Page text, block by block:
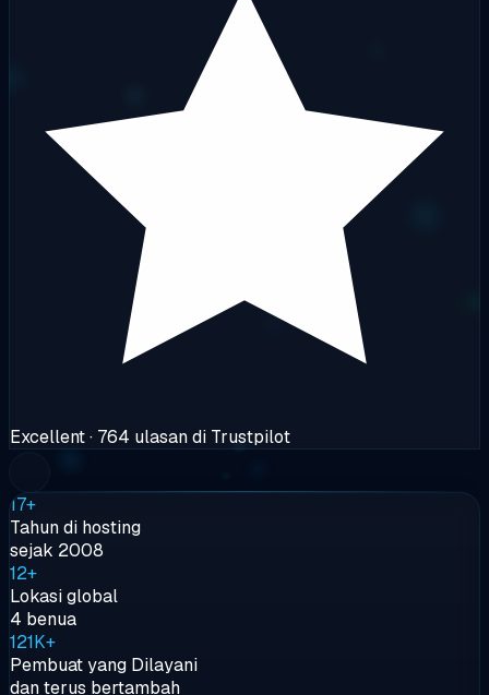
Excellent· 764 ulasan di Trustpilot
17+
Tahun di hosting
sejak 2008
12+
Lokasi global
4 benua
121K+
Pembuat yang Dilayani
dan terus bertambah